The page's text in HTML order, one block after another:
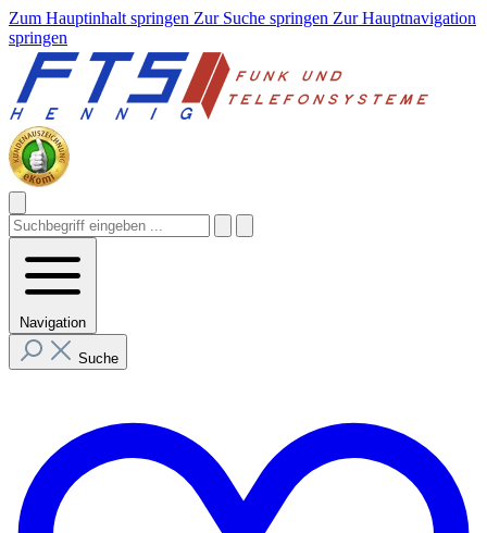
Zum Hauptinhalt springen Zur Suche springen Zur Hauptnavigation
springen
Navigation
Suche